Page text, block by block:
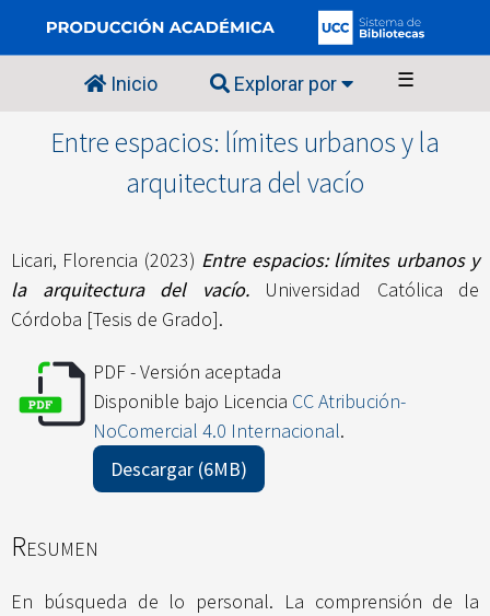
Inicio Explorar por ☰
Entre espacios: límites urbanos y la
arquitectura del vacío
Licari, Florencia (2023) Entre espacios: límites urbanos y
la arquitectura del vacío.Universidad Católica de
Córdoba [Tesis de Grado].
PDF - Versión aceptada
Disponible bajo Licencia CC Atribución-
NoComercial 4.0 Internacional.
Descargar (6MB)
Resumen
En búsqueda de lo personal. La comprensión de la